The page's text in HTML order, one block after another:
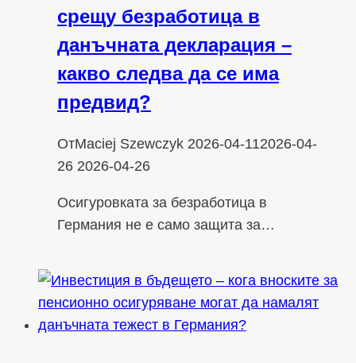
срещу безработица в
данъчната декларация –
какво следва да се има
предвид?
ОтMaciej Szewczyk 2026-04-112026-04-
26 2026-04-26
Осигуровката за безработица в
Германия не е само защита за…